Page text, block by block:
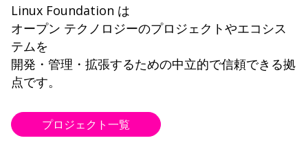
Linux Foundation は
オープン テクノロジーのプロジェクトやエコシス
テムを
開発・管理・拡張するための中立的で信頼できる拠
点です。
プロジェクト一覧